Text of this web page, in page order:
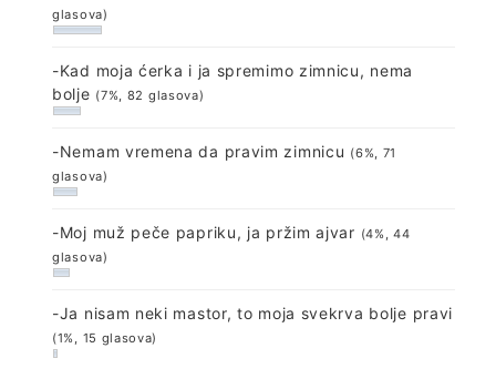
glasova)
-Kad moja ćerka i ja spremimo zimnicu, nema
bolje (7%, 82 glasova)
-Nemam vremena da pravim zimnicu (6%, 71
glasova)
-Moj muž peče papriku, ja pržim ajvar (4%, 44
glasova)
-Ja nisam neki mastor, to moja svekrva bolje pravi
(1%, 15 glasova)